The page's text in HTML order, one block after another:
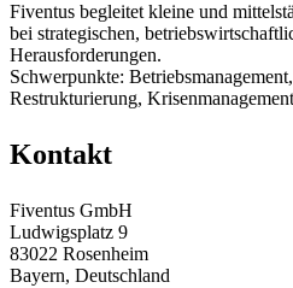
Fiventus begleitet kleine und
bei strategischen,
Herausforderungen.
Schwerpunkte:
Restrukturierung,
Kontakt
Fiventus GmbH
Ludwigsplatz 9
83022 Rosenheim
Bayern, Deutschland